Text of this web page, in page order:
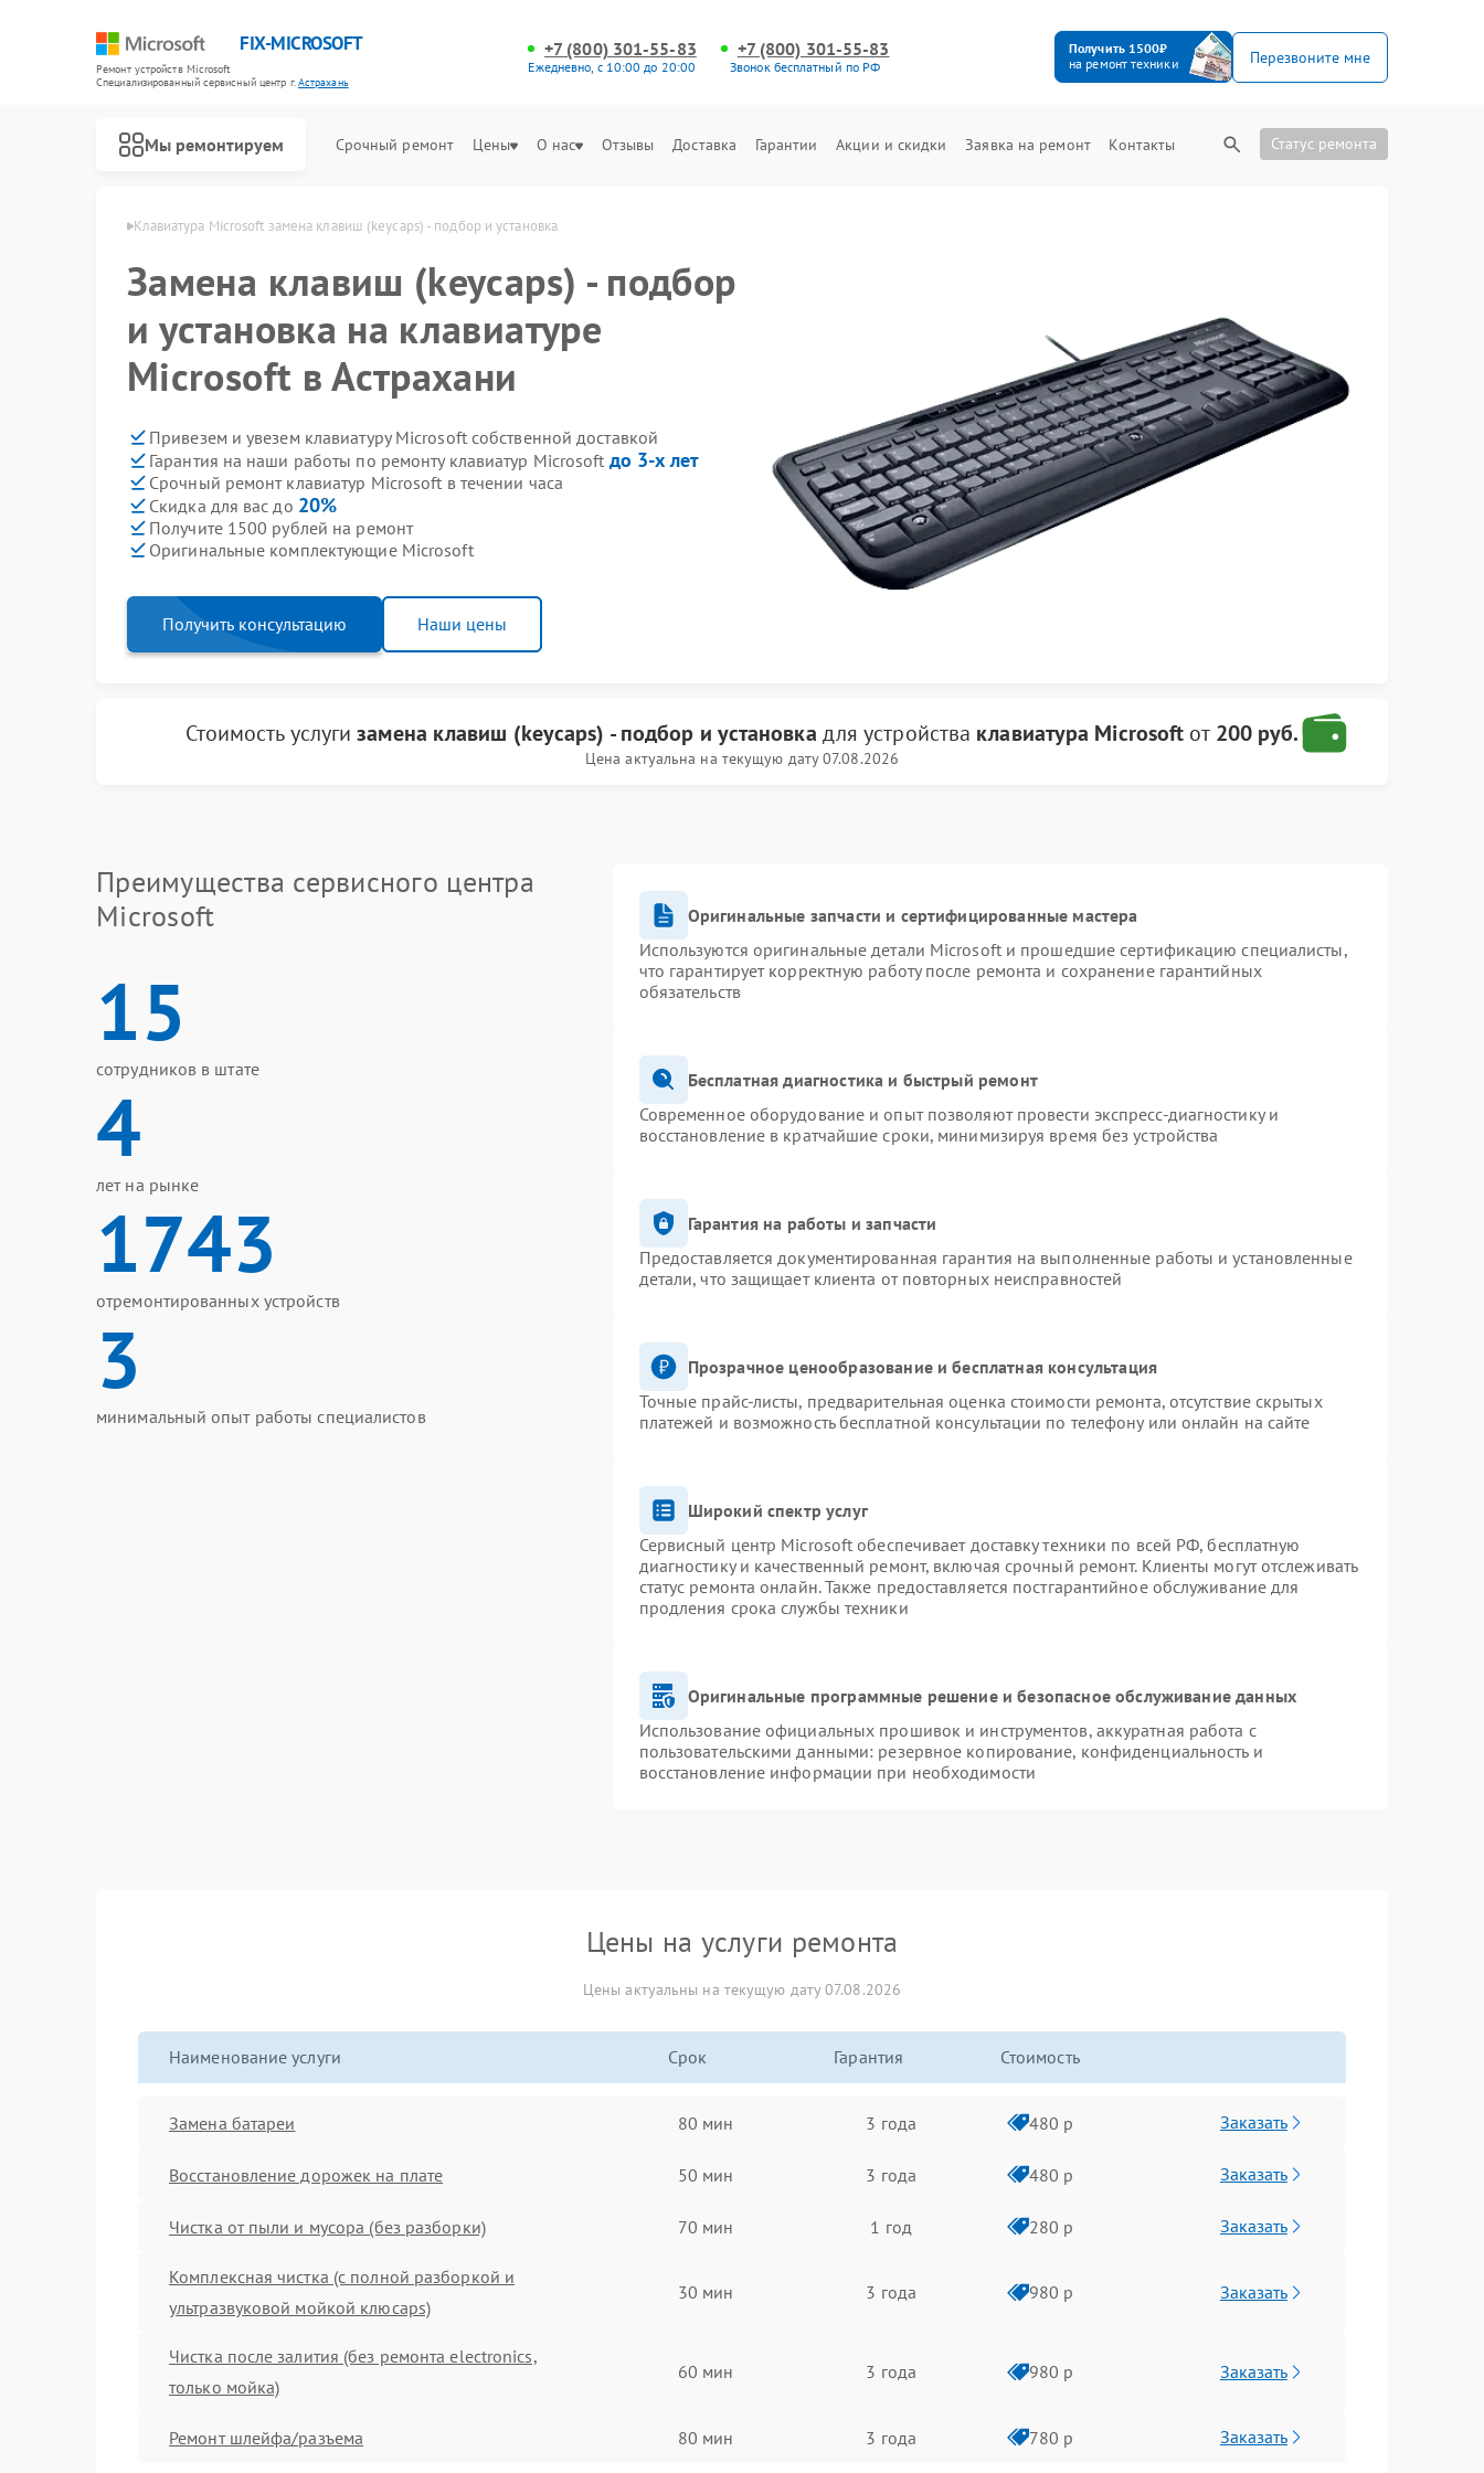
FIX-MICROSOFT
Ремонт устройств Microsoft
Специализированный cервисный центр г.Астрахань
+7 (800) 301-55-83
Ежедневно, с 10:00 до 20:00
+7 (800) 301-55-83
Звонок бесплатный по РФ
Получить 1500₽
на ремонт техники
Перезвоните мне
Мы ремонтируем Срочный ремонт Цены О нас Отзывы Доставка Гарантии Акции и скидки Заявка на ремонт Контакты Статус ремонта
Клавиатура Microsoft замена клавиш (keycaps) - подбор и установка
Замена клавиш (keycaps) - подбор
и установка на клавиатуре
Microsoft в Астрахани
Привезем и увезем клавиатуру Microsoft собственной доставкой
Гарантия на наши работы по ремонту клавиатур Microsoft до 3-х лет
Срочный ремонт клавиатур Microsoft в течении часа
Скидка для вас до 20%
Получите 1500 рублей на ремонт
Оригинальные комплектующие Microsoft
Получить консультацию Наши цены
Стоимость услугизамена клавиш (keycaps) - подбор и установка для устройства клавиатура Microsoft от 200 руб.
Цена актуальна на текущую дату 07.08.2026
Преимущества сервисного центра
Microsoft
15
сотрудников в штате
4
лет на рынке
1743
отремонтированных устройств
3
минимальный опыт работы специалистов
Оригинальные запчасти и сертифицированные мастера
Используются оригинальные детали Microsoft и прошедшие сертификацию специалисты,
что гарантирует корректную работу после ремонта и сохранение гарантийных
обязательств
Бесплатная диагностика и быстрый ремонт
Современное оборудование и опыт позволяют провести экспресс-диагностику и
восстановление в кратчайшие сроки, минимизируя время без устройства
Гарантия на работы и запчасти
Предоставляется документированная гарантия на выполненные работы и установленные
детали, что защищает клиента от повторных неисправностей
Прозрачное ценообразование и бесплатная консультация
Точные прайс-листы, предварительная оценка стоимости ремонта, отсутствие скрытых
платежей и возможность бесплатной консультации по телефону или онлайн на сайте
Широкий спектр услуг
Сервисный центр Microsoft обеспечивает доставку техники по всей РФ, бесплатную
диагностику и качественный ремонт, включая срочный ремонт. Клиенты могут отслеживать
статус ремонта онлайн. Также предоставляется постгарантийное обслуживание для
продления срока службы техники
Оригинальные программные решение и безопасное обслуживание данных
Использование официальных прошивок и инструментов, аккуратная работа с
пользовательскими данными: резервное копирование, конфиденциальность и
восстановление информации при необходимости
Цены на услуги ремонта
Цены актуальны на текущую дату 07.08.2026
Наименование услуги Срок Гарантия Стоимость
Замена батареи 80 мин 3 года 480 р Заказать
Восстановление дорожек на плате 50 мин 3 года 480 р Заказать
Чистка от пыли и мусора (без разборки) 70 мин 1 год 280 р Заказать
Комплексная чистка (с полной разборкой и
ультразвуковой мойкой клюcaps)
30 мин 3 года 980 р Заказать
Чистка после залития (без ремонта electronics,
только мойка)
60 мин 3 года 980 р Заказать
Ремонт шлейфа/разъема 80 мин 3 года 780 р Заказать